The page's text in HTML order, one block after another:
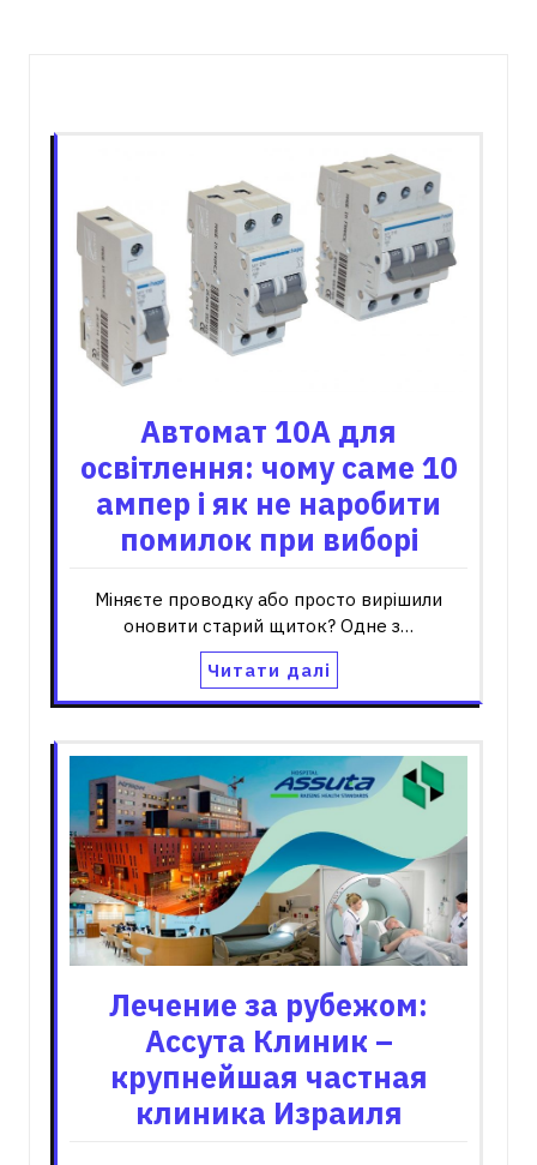
Автомат 10А для
освітлення: чому саме 10
ампер і як не наробити
помилок при виборі
Міняєте проводку або просто вирішили
оновити старий щиток? Одне з…
Читати далі
Лечение за рубежом:
Ассута Клиник –
крупнейшая частная
клиника Израиля